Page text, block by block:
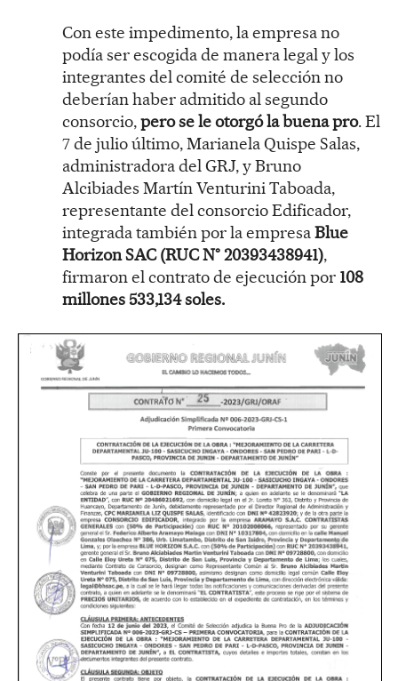
Con este impedimento, la empresa no
podía ser escogida de manera legal y los
integrantes del comité de selección no
deberían haber admitido al segundo
consorcio,pero se le otorgó la buena pro. El
7 de julio último, Marianela Quispe Salas,
administradora del GRJ, y Bruno
Alcibiades Martín Venturini Taboada,
representante del consorcio Edificador,
integrada también por la empresaBlue
Horizon SAC (RUC N° 20393438941),
firmaron el contrato de ejecución por 108
millones 533,134 soles.